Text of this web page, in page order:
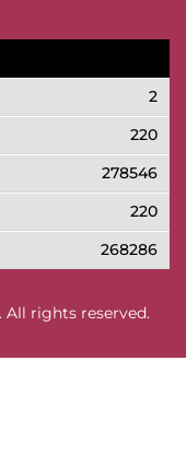
2
220
278546
220
268286
All rights reserved.